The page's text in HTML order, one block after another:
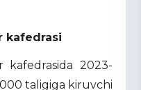
kafedrasi
2023-
taligiga kiruvchi